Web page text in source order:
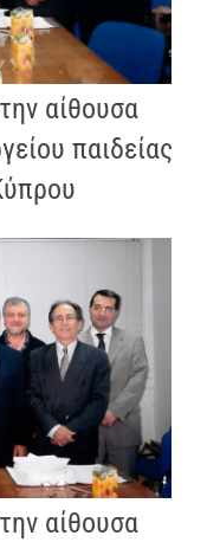
αίθουσα
παιδείας
αίθουσα